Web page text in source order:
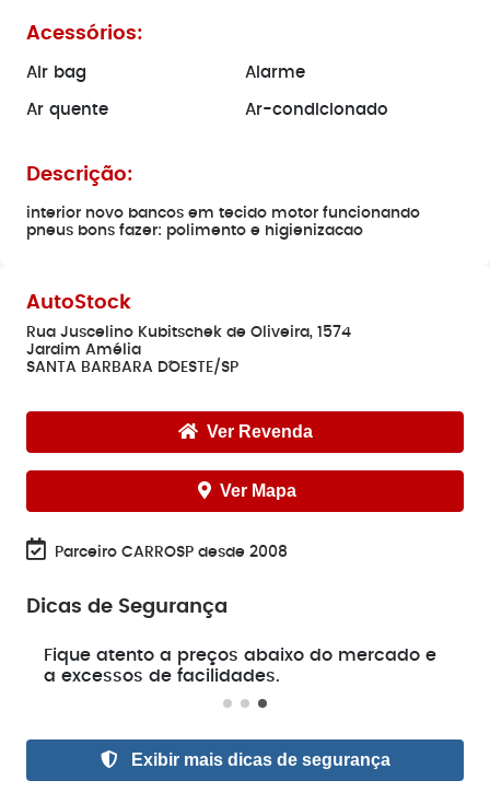
Acessórios:
Air bag Alarme
Ar quente Ar-condicionado
Descrição:
interior novo bancos em tecido motor funcionando
pneus bons fazer: polimento e higienizacao
AutoStock
Rua Juscelino Kubitschek de Oliveira, 1574
Jardim Amélia
SANTA BARBARA D´OESTE/SP
Ver Revenda
Ver Mapa
Parceiro CARROSP desde 2008
Dicas de Segurança
Fique atento a preços abaixo do mercado e
a excessos de facilidades.
Exibir mais dicas de segurança